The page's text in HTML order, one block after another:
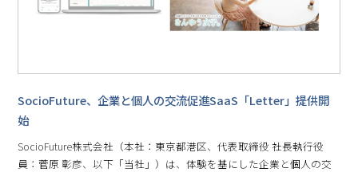
SocioFuture、企業と個人の交流促進SaaS「Letter」提供開
始
SocioFuture株式会社（本社：東京都港区、代表取締役 社長執行役
員：菅原 彰彦、以下「当社」）は、体験を基にした企業と個人の交